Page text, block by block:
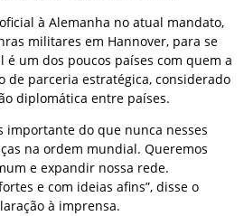
à Alemanha no atual mandato,
militares em Hannover, para se
é um dos poucos países com quem a
de parceria estratégica, considerado
diplomática entre países.
importante do que nunca nesses
na ordem mundial. Queremos
e expandir nossa rede.
e com ideias afins”, disse o
à imprensa.